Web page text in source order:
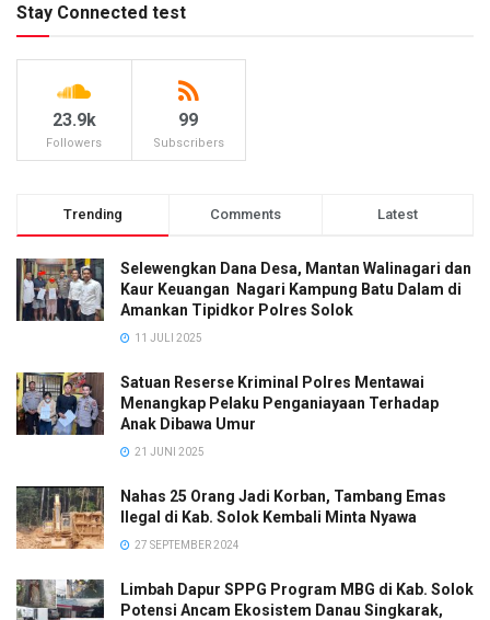
Stay Connected test
23.9k
Followers
99
Subscribers
Trending Comments Latest
Selewengkan Dana Desa, Mantan Walinagari dan
Kaur Keuangan Nagari Kampung Batu Dalam di
Amankan Tipidkor Polres Solok
11 JULI 2025
Satuan Reserse Kriminal Polres Mentawai
Menangkap Pelaku Penganiayaan Terhadap
Anak Dibawa Umur
21 JUNI 2025
Nahas 25 Orang Jadi Korban, Tambang Emas
Ilegal di Kab. Solok Kembali Minta Nyawa
27 SEPTEMBER 2024
Limbah Dapur SPPG Program MBG di Kab. Solok
Potensi Ancam Ekosistem Danau Singkarak,